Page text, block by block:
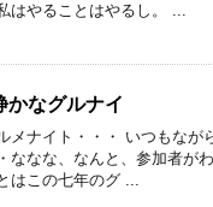
はやることはやるし。 ...
かなグルナイ
メナイト・・・ いつもなが
ななな、なんと、参加者が
はこの七年のグ ...